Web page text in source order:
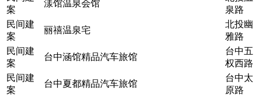
案
漾馆温泉会馆
泉路
民间建
案
丽禧温泉宅
北投幽
雅路
民间建
案
台中涵馆精品汽车旅馆
台中五
权西路
民间建
案
台中夏都精品汽车旅馆
台中太
原路